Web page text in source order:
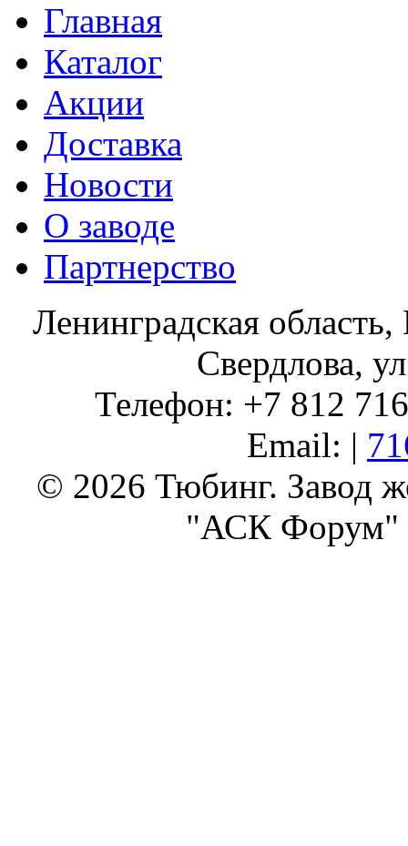
Главная
Каталог
Акции
Доставка
Новости
О заводе
Партнерство
Ленинградская
Свердлова,
Телефон: +7 812
Email: |
© 2026 Тюбинг. Завод
"АСК Форум"